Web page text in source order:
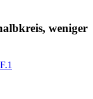
weniger